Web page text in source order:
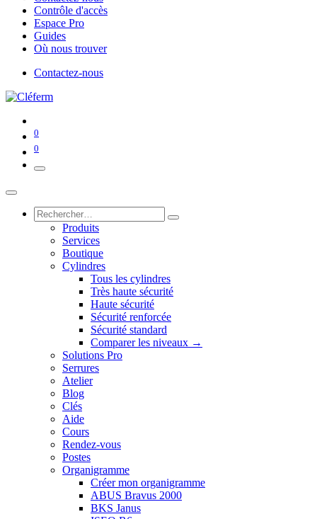
Contrôle d'accès
Espace Pro
Guides
Où nous trouver
Contactez-nous
0
0
Produits
Services
Boutique
Cylindres
Tous les cylindres
Très haute sécurité
Haute sécurité
Sécurité renforcée
Sécurité standard
Comparer les niveaux →
Solutions Pro
Serrures
Atelier
Blog
Clés
Aide
Cours
Rendez-vous
Postes
Organigramme
Créer mon organigramme
ABUS Bravus 2000
BKS Janus